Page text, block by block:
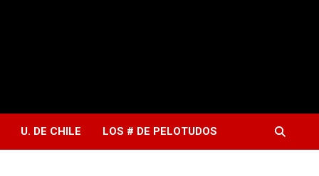
U. DE CHILE LOS # DE PELOTUDOS